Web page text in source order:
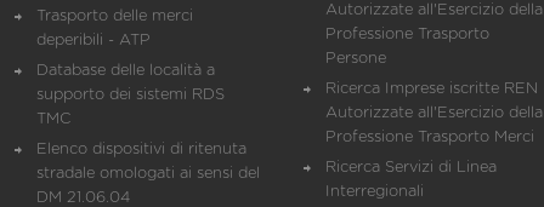
Trasporto delle merci
deperibili - ATP
Database delle località a
supporto dei sistemi RDS
TMC
Elenco dispositivi di ritenuta
stradale omologati ai sensi del
DM 21.06.04
Autorizzate all'Esercizio della
Professione Trasporto
Persone
Ricerca Imprese iscritte REN
Autorizzate all'Esercizio della
Professione Trasporto Merci
Ricerca Servizi di Linea
Interregionali